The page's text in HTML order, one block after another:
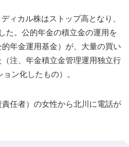
ィカル株はストップ高となり、
た。公的年金の積立金の運用を
年金運用基金）が、大量の買い
注、年金積立金管理運用独立行
ン化したもの）。
任者）の女性から北川に電話が